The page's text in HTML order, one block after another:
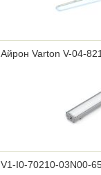
Айрон Varton V-04-
V1-I0-70210-03N00-